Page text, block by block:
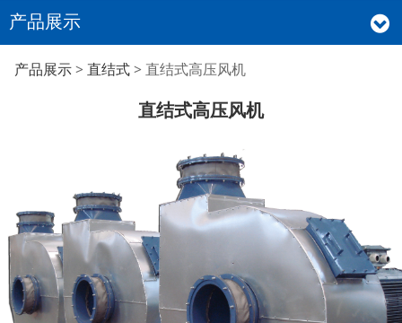
产品展示
直结式高压风机
产品展示> 直结式> 直结式高压风机
直结式高压风机